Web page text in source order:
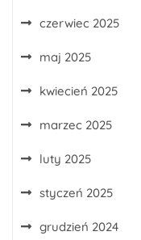
czerwiec 2025
maj 2025
kwiecień 2025
marzec 2025
luty 2025
styczeń 2025
grudzień 2024